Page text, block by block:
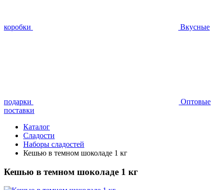
коробки Вкусные
подарки
Оптовые
поставки
Каталог
Сладости
Наборы сладостей
Кешью в темном шоколаде 1 кг
Кешью в темном шоколаде 1 кг